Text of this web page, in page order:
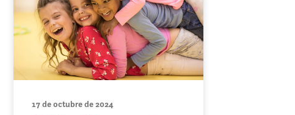
17 de octubre de 2024